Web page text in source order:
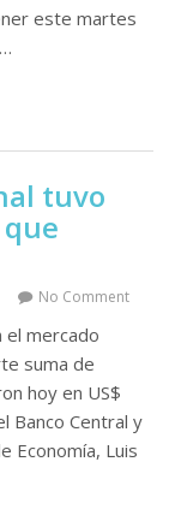
este martes
tuvo
No Comment
el mercado
suma de
hoy en US$
Banco Central y
Economía, Luis